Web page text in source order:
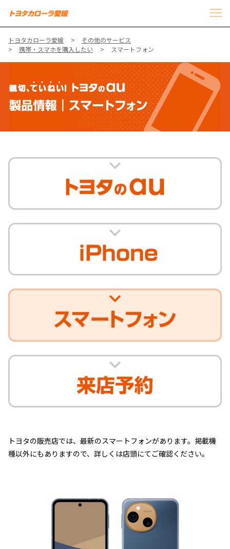
トヨタカローラ愛媛
その他のサービス
携帯・スマホを購入したい
スマートフォン
トヨタの販売店では、最新のスマートフォンがあります。掲載機
種以外にもありますので、詳しくは店頭にてご確認ください。